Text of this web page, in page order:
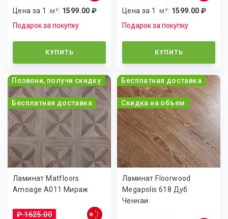
Цена за 1м²: 1599.00 ₽
Подарок за покупку
КУПИТЬ
Цена за 1м²: 1599.00 ₽
Подарок за покупку
КУПИТЬ
Позвони, получи скидку
Бесплатная доставка
Ламинат Matfloors
Amoage А011 Мираж
₽ 1625.00
Бесплатная доставка
Скидка на объем
Ламинат Floorwood
Megapolis 618 Дуб
Ченнаи